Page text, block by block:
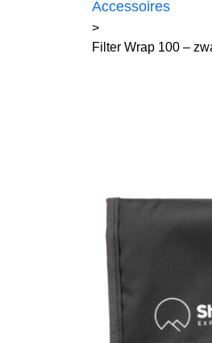
Accessoires
>
Filter Wrap 100 –